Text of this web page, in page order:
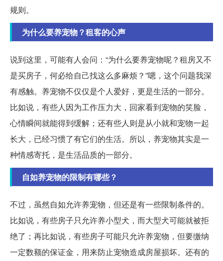
规则。
为什么要养宠物？租客的心声
说到这里，可能有人会问：“为什么要养宠物呢？租房又不
是买房子，何必给自己找这么多麻烦？”嗯，这个问题我深
有感触。养宠物不仅仅是个人爱好，更是生活的一部分。
比如说，有些人因为工作压力大，回家看到宠物的笑脸，
心情瞬间就能得到缓解；还有些人则是从小就和宠物一起
长大，已经习惯了有它们的生活。所以，养宠物其实是一
种情感寄托，是生活品质的一部分。
自如养宠物的限制有哪些？
不过，虽然自如允许养宠物，但还是有一些限制条件的。
比如说，有些房子只允许养小型犬，而大型犬可能就被拒
绝了；再比如说，有些房子可能只允许养宠物，但要缴纳
一定数额的保证金，用来防止宠物造成房屋损坏。还有的